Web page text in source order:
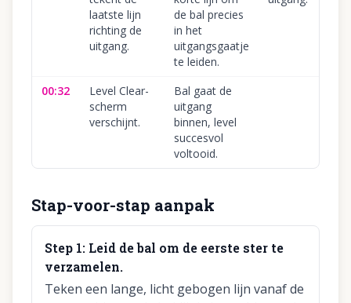
laatste lijn
richting de
uitgang.
de bal precies
in het
uitgangsgaatje
te leiden.
00:32
Level Clear-
scherm
verschijnt.
Bal gaat de
uitgang
binnen, level
succesvol
voltooid.
Stap-voor-stap aanpak
Step 1: Leid de bal om de eerste ster te
verzamelen.
Teken een lange, licht gebogen lijn vanaf de